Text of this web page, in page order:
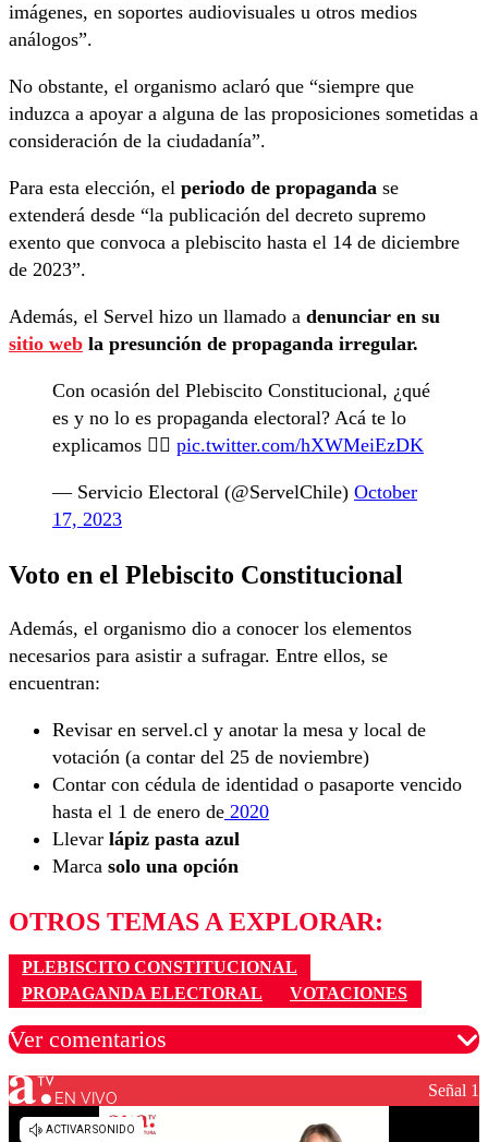
imágenes, en soportes audiovisuales u otros medios
análogos”.
No obstante, el organismo aclaró que “siempre que
induzca a apoyar a alguna de las proposiciones sometidas a
consideración de la ciudadanía”.
Para esta elección, el periodo de propaganda se
extenderá desde “la publicación del decreto supremo
exento que convoca a plebiscito hasta el 14 de diciembre
de 2023”.
Además, el Servel hizo un llamado a denunciar en su
sitio web la presunción de propaganda irregular.
Con ocasión del Plebiscito Constitucional, ¿qué
es y no lo es propaganda electoral? Acá te lo
explicamos 👇🏼 pic.twitter.com/hXWMeiEzDK
— Servicio Electoral (@ServelChile) October
17, 2023
Voto en el Plebiscito Constitucional
Además, el organismo dio a conocer los elementos
necesarios para asistir a sufragar. Entre ellos, se
encuentran:
Revisar en servel.cl y anotar la mesa y local de
votación (a contar del 25 de noviembre)
Contar con cédula de identidad o pasaporte vencido
hasta el 1 de enero de 2020
Llevar lápiz pasta azul
Marca solo una opción
OTROS TEMAS A EXPLORAR:
PLEBISCITO CONSTITUCIONAL
PROPAGANDA ELECTORAL
VOTACIONES
Ver comentarios
Los comentarios son moderados para garantizar un
diálogo respetuoso.
EN VIVO Señal 1